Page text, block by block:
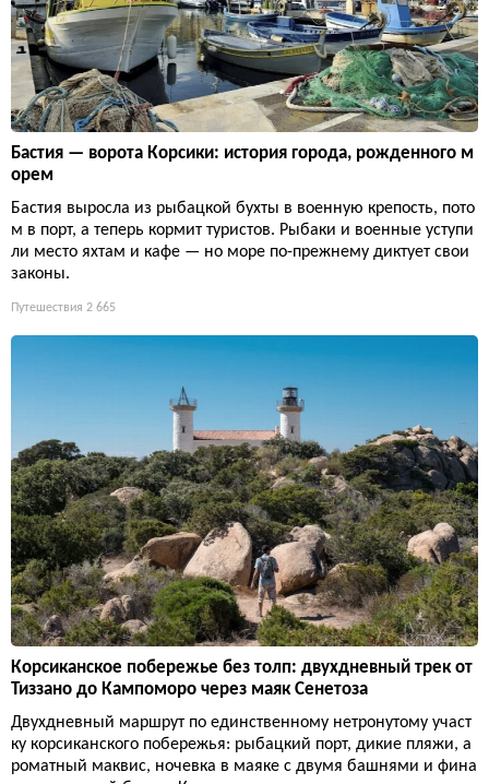
Бастия — ворота Корсики: история города, рожденного м
орем
Бастия выросла из рыбацкой бухты в военную крепость, пото
м в порт, а теперь кормит туристов. Рыбаки и военные уступи
ли место яхтам и кафе — но море по-прежнему диктует свои
законы.
Путешествия 2 665
Корсиканское побережье без толп: двухдневный трек от
Тиззано до Кампоморо через маяк Сенетоза
Двухдневный маршрут по единственному нетронутому участ
ку корсиканского побережья: рыбацкий порт, дикие пляжи, а
роматный маквис, ночевка в маяке с двумя башнями и фина